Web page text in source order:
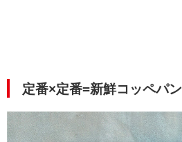
定番×定番=新鮮コッペパン